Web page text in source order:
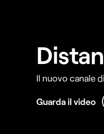
Il nuovo canale
Guarda il video